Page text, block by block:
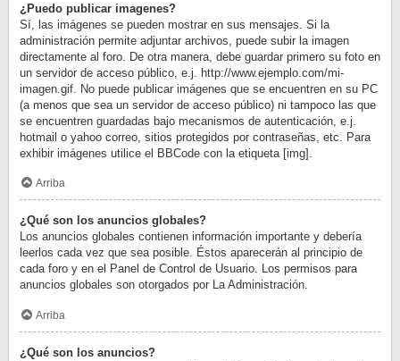
¿Puedo publicar imagenes?
Sí, las imágenes se pueden mostrar en sus mensajes. Si la
administración permite adjuntar archivos, puede subir la imagen
directamente al foro. De otra manera, debe guardar primero su foto en
un servidor de acceso público, e.j. http://www.ejemplo.com/mi-
imagen.gif. No puede publicar imágenes que se encuentren en su PC
(a menos que sea un servidor de acceso público) ni tampoco las que
se encuentren guardadas bajo mecanismos de autenticación, e.j.
hotmail o yahoo correo, sitios protegidos por contraseñas, etc. Para
exhibir imágenes utilice el BBCode con la etiqueta [img].
Arriba
¿Qué son los anuncios globales?
Los anuncios globales contienen información importante y debería
leerlos cada vez que sea posible. Éstos aparecerán al principio de
cada foro y en el Panel de Control de Usuario. Los permisos para
anuncios globales son otorgados por La Administración.
Arriba
¿Qué son los anuncios?